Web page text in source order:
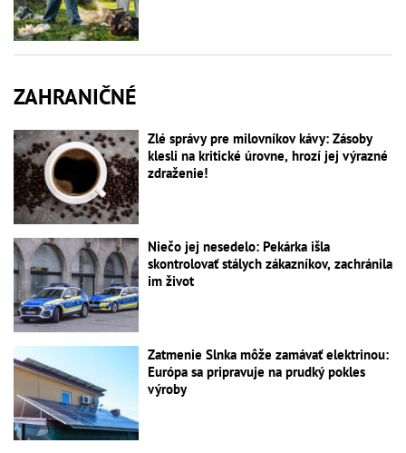
ZAHRANIČNÉ
Zlé správy pre milovníkov kávy: Zásoby
klesli na kritické úrovne, hrozí jej výrazné
zdraženie!
Niečo jej nesedelo: Pekárka išla
skontrolovať stálych zákazníkov, zachránila
im život
Zatmenie Slnka môže zamávať elektrinou:
Európa sa pripravuje na prudký pokles
výroby